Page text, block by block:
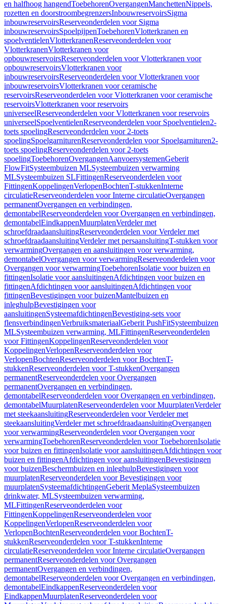
en halfhoog hangendToebehorenOvergangenManchettenNippels,
rozetten en doorstroombegrenzersInbouwreservoirsSigma
inbouwreservoirsReserveonderdelen voor Sigma
inbouwreservoirsSpoelpijpenToebehorenVlotterkranen en
spoelventielenVlotterkranenReserveonderdelen voor
VlotterkranenVlotterkranen voor
opbouwreservoirsReserveonderdelen voor Vlotterkranen voor
opbouwreservoirsVlotterkranen voor
inbouwreservoirsReserveonderdelen voor Vlotterkranen voor
inbouwreservoirsVlotterkranen voor ceramische
reservoirsReserveonderdelen voor Vlotterkranen voor ceramische
reservoirsVlotterkranen voor reservoirs
universeelReserveonderdelen voor Vlotterkranen voor reservoirs
universeelSpoelventielenReserveonderdelen voor Spoelventielen2-
toets spoelingReserveonderdelen voor 2-toets
spoelingSpoelgarniturenReserveonderdelen voor Spoelgarnituren2-
toets spoelingReserveonderdelen voor 2-toets
spoelingToebehorenOvergangenAanvoersystemenGeberit
FlowFitSysteembuizen MLSysteembuizen verwarming
MLSysteembuizen SLFittingenReserveonderdelen voor
FittingenKoppelingenVerlopenBochtenT-stukkenInterne
circulatieReserveonderdelen voor Interne circulatieOvergangen
permanentOvergangen en verbindingen,
demontabelReserveonderdelen voor Overgangen en verbindingen,
demontabelEindkappenMuurplatenVerdeler met
schroefdraadaansluitingReserveonderdelen voor Verdeler met
schroefdraadaansluitingVerdeler met persaansluitingT-stukken voor
verwarmingOvergangen en aansluitingen voor verwarming,
demontabelOvergangen voor verwarmingReserveonderdelen voor
Overgangen voor verwarmingToebehorenIsolatie voor buizen en
fittingenIsolatie voor aansluitingenAfdichtingen voor buizen en
fittingenAfdichtingen voor aansluitingenAfdichtingen voor
fittingenBevestigingen voor buizenMantelbuizen en
inleghulpBevestigingen voor
aansluitingenSysteemafdichtingenBevestiging-sets voor
flensverbindingenVerbruiksmateriaalGeberit PushFitSysteembuizen
MLSysteembuizen verwarming, MLFittingenReserveonderdelen
voor FittingenKoppelingenReserveonderdelen voor
KoppelingenVerlopenReserveonderdelen voor
VerlopenBochtenReserveonderdelen voor BochtenT-
stukkenReserveonderdelen voor T-stukkenOvergangen
permanentReserveonderdelen voor Overgangen
permanentOvergangen en verbindingen,
demontabelReserveonderdelen voor Overgangen en verbindingen,
demontabelMuurplatenReserveonderdelen voor MuurplatenVerdeler
met steekaansluitingReserveonderdelen voor Verdeler met
steekaansluitingVerdeler met schroefdraadaansluitingOvergangen
voor verwarmingReserveonderdelen voor Overgangen voor
verwarmingToebehorenReserveonderdelen voor ToebehorenIsolatie
voor buizen en fittingenIsolatie voor aansluitingenAfdichtingen voor
buizen en fittingenAfdichtingen voor aansluitingenBevestigingen
voor buizenBeschermbuizen en inleghulpBevestigingen voor
muurplatenReserveonderdelen voor Bevestigingen voor
muurplatenSysteemafdichtingenGeberit MeplaSysteembuizen
drinkwater, MLSysteembuizen verwarming,
MLFittingenReserveonderdelen voor
FittingenKoppelingenReserveonderdelen voor
KoppelingenVerlopenReserveonderdelen voor
VerlopenBochtenReserveonderdelen voor BochtenT-
stukkenReserveonderdelen voor T-stukkenInterne
circulatieReserveonderdelen voor Interne circulatieOvergangen
permanentReserveonderdelen voor Overgangen
permanentOvergangen en verbindingen,
demontabelReserveonderdelen voor Overgangen en verbindingen,
demontabelEindkappenReserveonderdelen voor
EindkappenMuurplatenReserveonderdelen voor